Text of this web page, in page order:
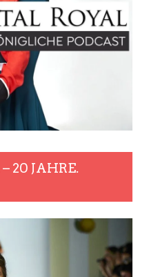
20 JAHRE.